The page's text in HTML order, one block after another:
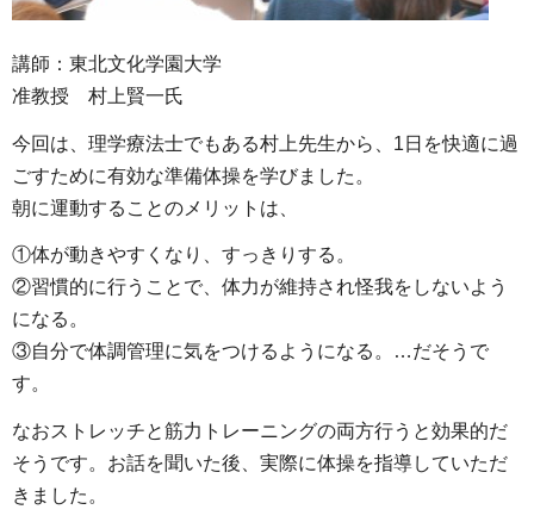
講師：東北文化学園大学
准教授 村上賢一氏
今回は、理学療法士でもある村上先生から、1日を快適に過
ごすために有効な準備体操を学びました。
朝に運動することのメリットは、
①体が動きやすくなり、すっきりする。
②習慣的に行うことで、体力が維持され怪我をしないよう
になる。
③自分で体調管理に気をつけるようになる。…だそうで
す。
なおストレッチと筋力トレーニングの両方行うと効果的だ
そうです。お話を聞いた後、実際に体操を指導していただ
きました。